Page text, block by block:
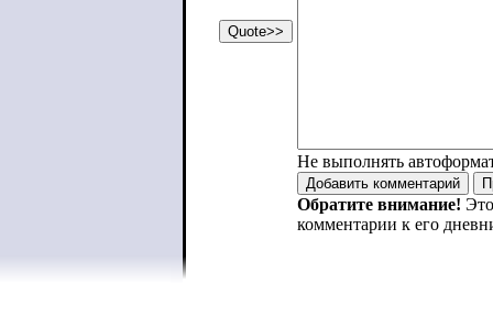
Не выполнять
Обратите внимание!
комментарии к его